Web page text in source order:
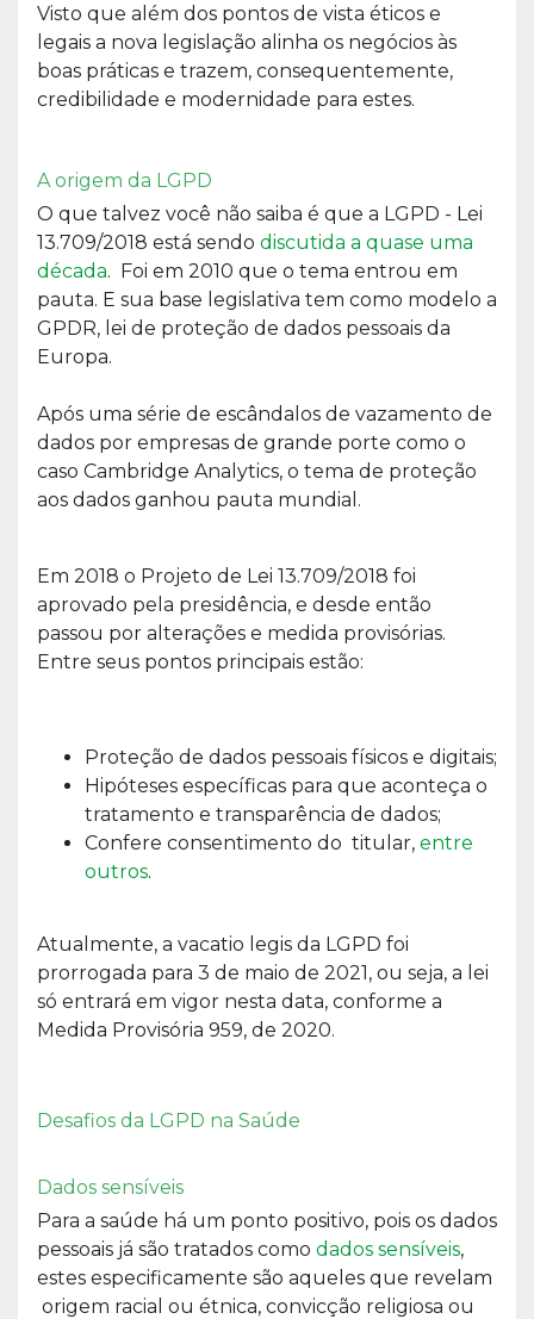
Visto que além dos pontos de vista éticos e
legais a nova legislação alinha os negócios às
boas práticas e trazem, consequentemente,
credibilidade e modernidade para estes.
A origem da LGPD
O que talvez você não saiba é que a LGPD - Lei
13.709/2018 está sendo discutida a quase uma
década. Foi em 2010 que o tema entrou em
pauta. E sua base legislativa tem como modelo a
GPDR, lei de proteção de dados pessoais da
Europa.
Após uma série de escândalos de vazamento de
dados por empresas de grande porte como o
caso Cambridge Analytics, o tema de proteção
aos dados ganhou pauta mundial.
Em 2018 o Projeto de Lei 13.709/2018 foi
aprovado pela presidência, e desde então
passou por alterações e medida provisórias.
Entre seus pontos principais estão:
Proteção de dados pessoais físicos e digitais;
Hipóteses específicas para que aconteça o
tratamento e transparência de dados;
Confere consentimento do titular, entre
outros.
Atualmente, a vacatio legis da LGPD foi
prorrogada para 3 de maio de 2021, ou seja, a lei
só entrará em vigor nesta data, conforme a
Medida Provisória 959, de 2020.
Desafios da LGPD na Saúde
Dados sensíveis
Para a saúde há um ponto positivo, pois os dados
pessoais já são tratados como dados sensíveis,
estes especificamente são aqueles que revelam
origem racial ou étnica, convicção religiosa ou